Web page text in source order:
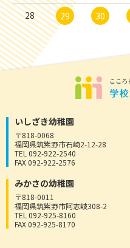
28 29 30
いしざき幼稚園
〒818-0068
福岡県筑紫野市石崎2-12-28
TEL 092-922-2540
FAX 092-922-2576
みかさの幼稚園
〒818-0011
福岡県筑紫野市阿志岐308-2
TEL 092-925-8160
FAX 092-925-8170